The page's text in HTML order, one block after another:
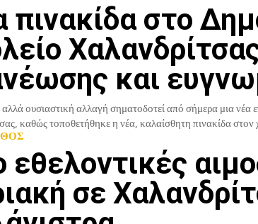
πινακίδα στο
και
ουσιαστική αλλαγή σηματοδοτεί από σήμερα μια νέα
καθώς τοποθετήθηκε η νέα, καλαίσθητη πινακίδα στον
εθελοντικές
σε